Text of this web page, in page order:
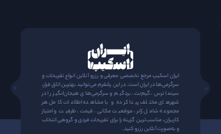
ایران اسکیپ مرجع تخصصی معرفی و رزرو آنلاین انواع تفریحات و
سرگرمی‌ها در ایران است. در این پلتفرم می‌توانید بهترین اتاق فرار،
سینما ترس، گیم‌نت، بردگیم و سرگرمی‌های هیجان‌انگیز را در
شهرهای مختلف پیدا کرده و با مشاهده اطلاعات کامل هر
مجموعه شامل ژانر، موقعیت مکانی، قیمت، ظرفیت و امتیاز
کاربران، مناسب‌ترین گزینه را برای تفریحات فردی و گروهی انتخاب
و به‌صورت آنلاین رزرو کنید.